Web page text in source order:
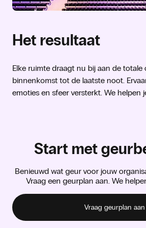
Het resultaat
Elke ruimte draagt nu bij aan de totale
binnenkomst tot de laatste noot.
emoties en sfeer versterkt. We helpen
Start met
Benieuwd wat geur voor jouw
Vraag een geurplan aan. We
Vraag geurplan aan